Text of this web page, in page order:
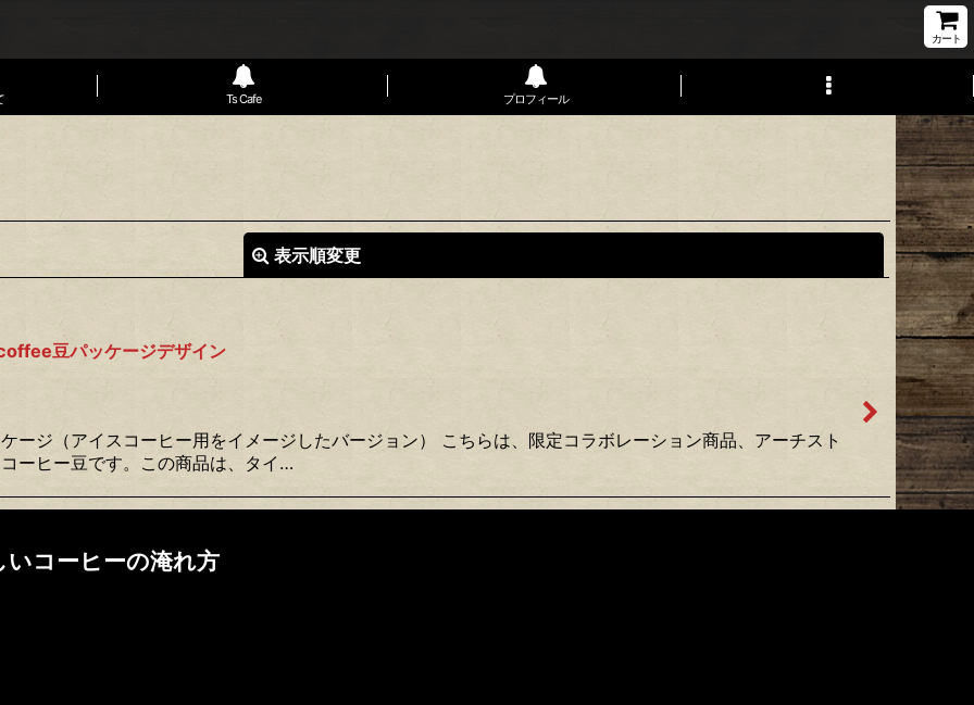
カート
Ts Cafe プロフィール
表示順変更
絞り込む
豆パッケージデザイン
ージ（アイスコーヒー用をイメージしたバージョン） こちらは、限定コラボレーション商品、アーチスト
ーヒー豆です。この商品は、タイ…
いコーヒーの淹れ方